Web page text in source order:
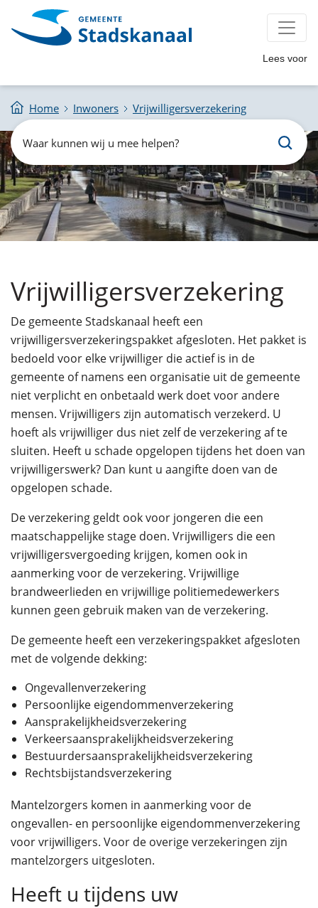
Lees voor
Home Inwoners Vrijwilligersverzekering
Zoeken
Waar
kunnen
wij
u
mee
helpen?
Vrijwilligersverzekering
De gemeente Stadskanaal heeft een
vrijwilligersverzekeringspakket afgesloten. Het pakket is
bedoeld voor elke vrijwilliger die actief is in de
gemeente of namens een organisatie uit de gemeente
niet verplicht en onbetaald werk doet voor andere
mensen. Vrijwilligers zijn automatisch verzekerd. U
hoeft als vrijwilliger dus niet zelf de verzekering af te
sluiten. Heeft u schade opgelopen tijdens het doen van
vrijwilligerswerk? Dan kunt u aangifte doen van de
opgelopen schade.
De verzekering geldt ook voor jongeren die een
maatschappelijke stage doen. Vrijwilligers die een
vrijwilligersvergoeding krijgen, komen ook in
aanmerking voor de verzekering. Vrijwillige
brandweerlieden en vrijwillige politiemedewerkers
kunnen geen gebruik maken van de verzekering.
De gemeente heeft een verzekeringspakket afgesloten
met de volgende dekking:
Ongevallenverzekering
Persoonlijke eigendommenverzekering
Aansprakelijkheidsverzekering
Verkeersaansprakelijkheidsverzekering
Bestuurdersaansprakelijkheidsverzekering
Rechtsbijstandsverzekering
Mantelzorgers komen in aanmerking voor de
ongevallen- en persoonlijke eigendommenverzekering
voor vrijwilligers. Voor de overige verzekeringen zijn
mantelzorgers uitgesloten.
Heeft u tijdens uw